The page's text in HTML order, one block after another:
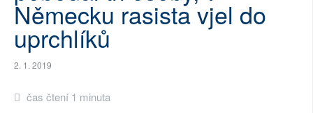
TÉMATA
NEJČTENĚJŠÍ ZA 7 DNÍ
Německu rasista vjel do
uprchlíků
2. 1. 2019
čas čtení 1 minuta